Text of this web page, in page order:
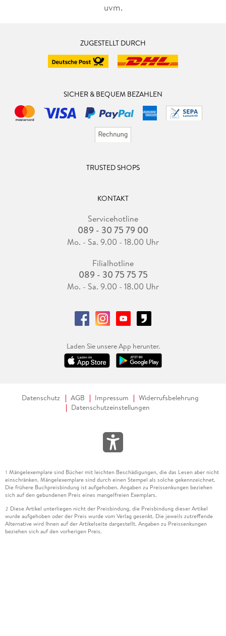
uvm.
ZUGESTELLT DURCH
SICHER & BEQUEM BEZAHLEN
TRUSTED SHOPS
KONTAKT
Servicehotline
089 - 30 75 79 00
Mo. - Sa. 9.00 - 18.00 Uhr
Filialhotline
089 - 30 75 75 75
Mo. - Sa. 9.00 - 18.00 Uhr
Laden Sie unsere App herunter.
Datenschutz AGB Impressum
Widerrufsbelehrung
Datenschutzeinstellungen
1 Mängelexemplare sind Bücher mit leichten Beschädigungen, die das Lesen aber nicht
einschränken. Mängelexemplare sind durch einen Stempel als solche gekennzeichnet.
Die frühere Buchpreisbindung ist aufgehoben. Angaben zu Preissenkungen beziehen
sich auf den gebundenen Preis eines mangelfreien Exemplars.
2 Diese Artikel unterliegen nicht der Preisbindung, die Preisbindung dieser Artikel
wurde aufgehoben oder der Preis wurde vom Verlag gesenkt. Die jeweils zutreffende
Alternative wird Ihnen auf der Artikelseite dargestellt. Angaben zu Preissenkungen
beziehen sich auf den vorherigen Preis.